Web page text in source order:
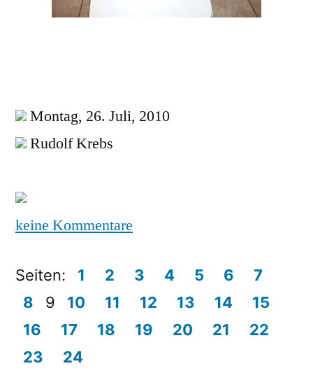
Montag, 26. Juli, 2010
Rudolf Krebs
keine Kommentare
Seiten: 1 2 3 4 5 6
7
8
9 10 11 12 13 14
15
16
17 18 19 20 21
22
23
24